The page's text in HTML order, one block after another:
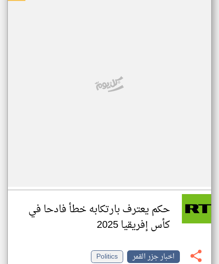
حكم يعترف بارتكابه خطأ فادحا في
كأس إفريقيا 2025
اخبار جزر القمر
Politics